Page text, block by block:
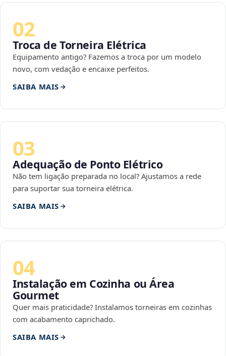
02
Troca de Torneira Elétrica
Equipamento antigo? Fazemos a troca por um modelo
novo, com vedação e encaixe perfeitos.
SAIBA MAIS
03
Adequação de Ponto Elétrico
Não tem ligação preparada no local? Ajustamos a rede
para suportar sua torneira elétrica.
SAIBA MAIS
04
Instalação em Cozinha ou Área
Gourmet
Quer mais praticidade? Instalamos torneiras em cozinhas
com acabamento caprichado.
SAIBA MAIS